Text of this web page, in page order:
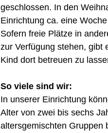
geschlossen. In den
Einrichtung ca. eine
Sofern freie Plätze in
zur Verfügung stehen, gibt
Kind dort betreuen zu
So viele sind wir:
In unserer Einrichtung
Alter von zwei bis sechs
altersgemischten Gruppen